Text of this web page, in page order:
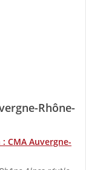
Rhône-
: CMA Auvergne-